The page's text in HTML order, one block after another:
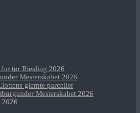
tør Riesling 2026
Mesterskabet 2026
glemte parceller
Mesterskabet 2026